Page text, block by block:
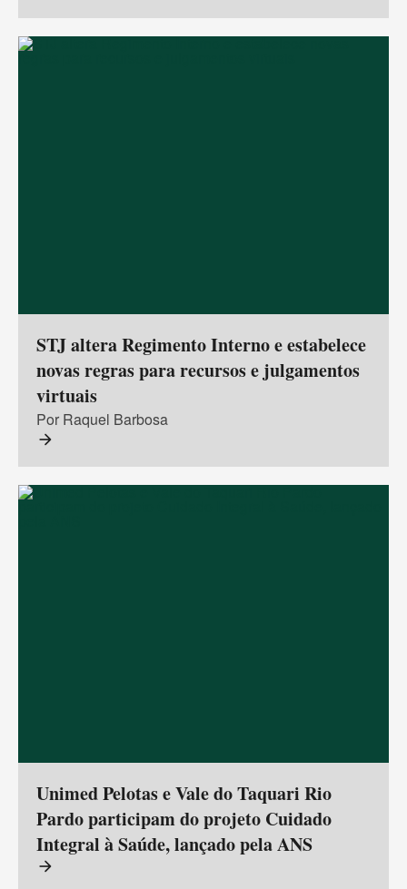
STJ altera Regimento Interno e estabelece
novas regras para recursos e julgamentos
virtuais
Por Raquel Barbosa
arrow_forward
Unimed Pelotas e Vale do Taquari Rio
Pardo participam do projeto Cuidado
Integral à Saúde, lançado pela ANS
arrow_forward